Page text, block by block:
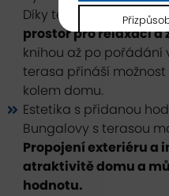
Díky terase máte
prostor pro relaxaci a
knihou až po pořádání
terasa přináší
kolem domu.
Estetika s přidanou
Bungalovy s terasou
Propojení exteriéru a
atraktivitě domu a
hodnotu.